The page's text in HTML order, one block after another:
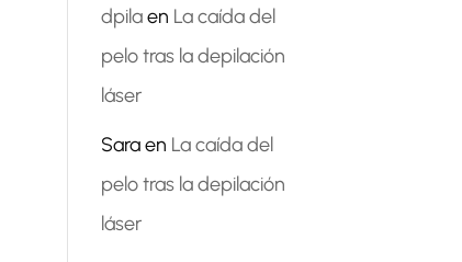
dpilaen La caída del
pelo tras la depilación
láser
Saraen La caída del
pelo tras la depilación
láser